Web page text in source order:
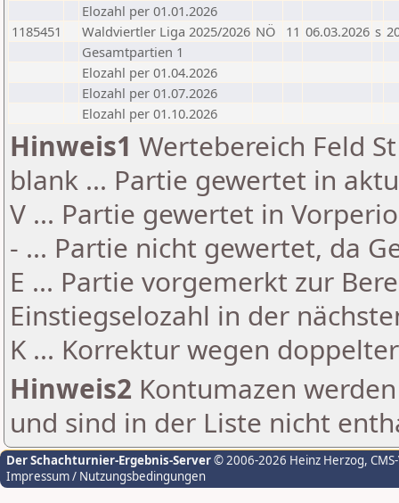
Elozahl per 01.01.2026
1185451
Waldviertler Liga 2025/2026 NÖ 11 06.03.2026 s
Gesamtpartien 1
Elozahl per 01.04.2026
Elozahl per 01.07.2026
Elozahl per 01.10.2026
Hinweis1 Wertebereich Feld
blank ... Partie gewertet in
V ... Partie gewertet in
- ... Partie nicht gewertet, da
E ... Partie vorgemerkt zur
Einstiegselozahl in der
K ... Korrektur wegen
Hinweis2 Kontumazen
und sind in der Liste nicht
Der Schachturnier-Ergebnis-Server© 2006-2026 Heinz Herzog,
Impressum / Nutzungsbedingungen